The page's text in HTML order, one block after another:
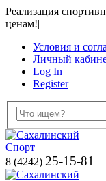
Реализация
ценам!|
Условия и
Личный
Log In
Register
8 (4242) 25-15-81 |